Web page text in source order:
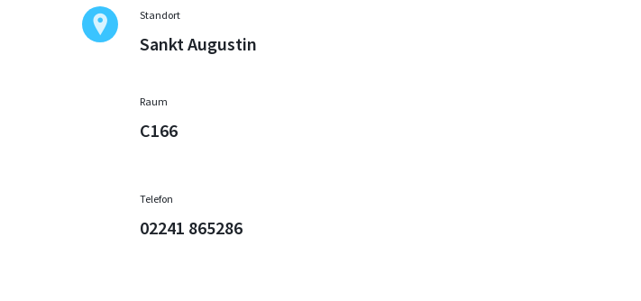
Standort
Sankt Augustin
Raum
C166
Telefon
02241 865286